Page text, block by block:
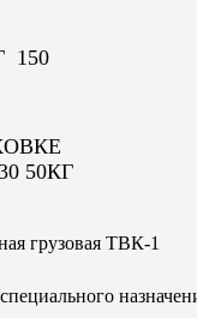
150
50КГ
грузовая ТВК-1